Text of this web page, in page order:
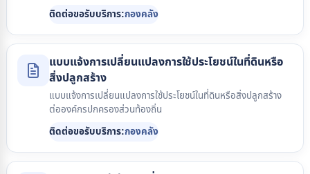
ติดต่อขอรับบริการ:กองคลัง
แบบแจ้งการเปลี่ยนแปลงการใช้ประโยชน์ในที่ดินหรือ
สิ่งปลูกสร้าง
แบบแจ้งการเปลี่ยนแปลงการใช้ประโยชน์ในที่ดินหรือสิ่งปลูกสร้าง
ต่อองค์กรปกครองส่วนท้องถิ่น
ติดต่อขอรับบริการ:กองคลัง